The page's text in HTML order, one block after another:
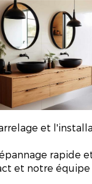
et
rapide
et notre équipe